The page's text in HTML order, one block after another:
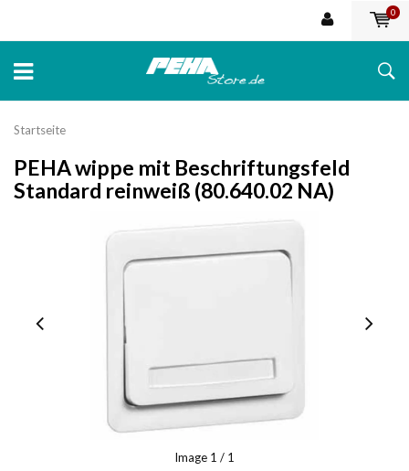
0
Startseite
PEHA wippe mit Beschriftungsfeld
Standard reinweiß (80.640.02 NA)
Image 1 / 1